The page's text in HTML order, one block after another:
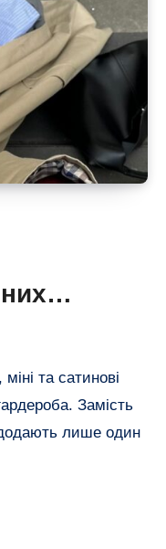
колготки
міні та сатинові
Замість
додають лише один